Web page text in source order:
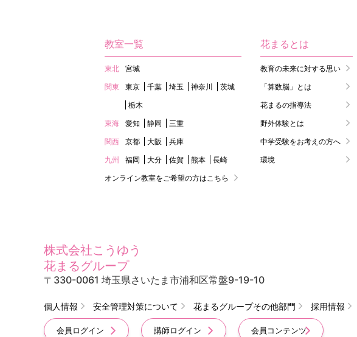
教室一覧
東北
宮城
関東
東京 千葉 埼玉 神奈川
茨城
栃木
東海
愛知 静岡
三重
関西
京都 大阪
兵庫
九州
福岡 大分 佐賀 熊本
長崎
オンライン教室をご希望の方はこちら
花まるとは
教育の未来に対する思い
「算数脳」とは
花まるの指導法
野外体験とは
中学受験をお考えの方へ
環境
株式会社こうゆう
花まるグループ
〒330-0061 埼玉県さいたま市浦和区常盤9-19-10
個人情報 安全管理対策について 花まるグループその他部門 採用情報
会員ログイン 講師ログイン 会員コンテンツ